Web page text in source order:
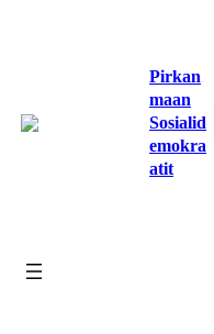
Pirkan
maan
Sosialid
emokra
atit